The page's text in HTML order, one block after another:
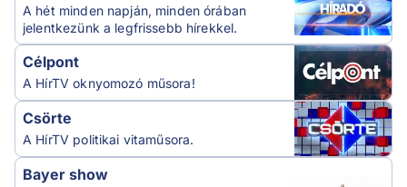
A hét minden napján, minden órában
jelentkezünk a legfrissebb hírekkel.
Célpont
A HírTV oknyomozó műsora!
Csörte
A HírTV politikai vitaműsora.
Bayer show